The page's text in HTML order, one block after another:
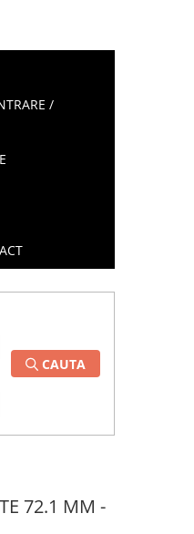
/
CAUTA
72.1 MM -